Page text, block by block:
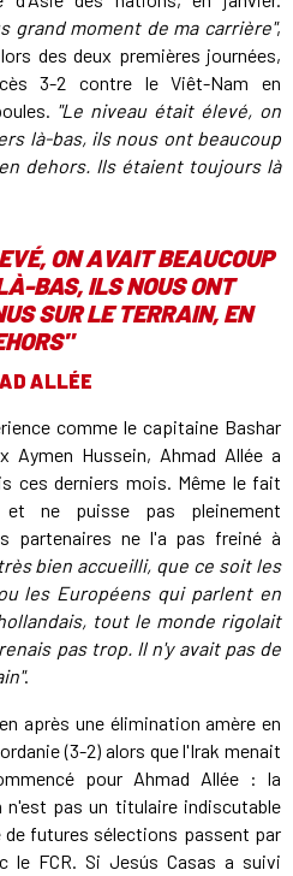
grand moment de ma carrière",
des deux premières journées,
3-2 contre le Viêt-Nam en
"Le niveau était élevé, on
là-bas, ils nous ont beaucoup
dehors. Ils étaient toujours là
ON AVAIT BEAUCOUP
BAS, ILS NOUS ONT
SUR LE TERRAIN, EN
"
ALLÉE
comme le capitaine Bashar
Aymen Hussein, Ahmad Allée a
ces derniers mois. Même le fait
ne puisse pas pleinement
partenaires ne l'a pas freiné à
très bien accueilli, que ce soit les
les Européens qui parlent en
tout le monde rigolait
pas trop. Il n'y avait pas de
.
après une élimination amère en
(3-2) alors que l'Irak menait
pour Ahmad Allée : la
pas un titulaire indiscutable
futures sélections passent par
le FCR. Si Jesús Casas a suivi